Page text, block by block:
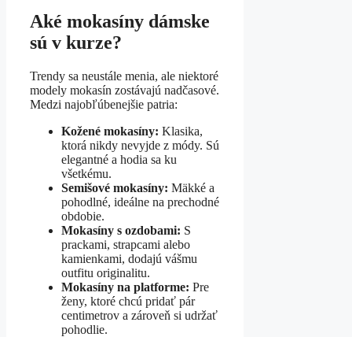
Aké mokasíny dámske
sú v kurze?
Trendy sa neustále menia, ale niektoré
modely mokasín zostávajú nadčasové.
Medzi najobľúbenejšie patria:
Kožené mokasíny: Klasika,
ktorá nikdy nevyjde z módy. Sú
elegantné a hodia sa ku
všetkému.
Semišové mokasíny: Mäkké a
pohodlné, ideálne na prechodné
obdobie.
Mokasíny s ozdobami: S
prackami, strapcami alebo
kamienkami, dodajú vášmu
outfitu originalitu.
Mokasíny na platforme: Pre
ženy, ktoré chcú pridať pár
centimetrov a zároveň si udržať
pohodlie.